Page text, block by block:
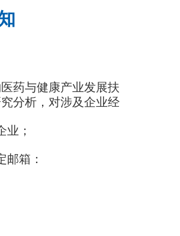
药与健康产业发展扶
分析，对涉及企业经
业；
箱：